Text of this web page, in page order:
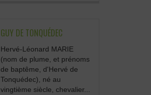
GUY DE TONQUÉDEC
Hervé-Léonard MARIE
(nom de plume, et prénoms
de baptême, d'Hervé de
Tonquédec), né au
vingtième siècle, chevalier...